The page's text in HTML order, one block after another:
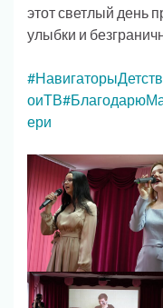
этот светлый день
улыбки и
оиТВ
ери